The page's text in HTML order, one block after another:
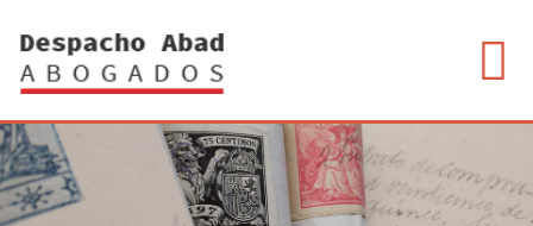
NOVEDADES COVID – 19
RECLAMACIONES